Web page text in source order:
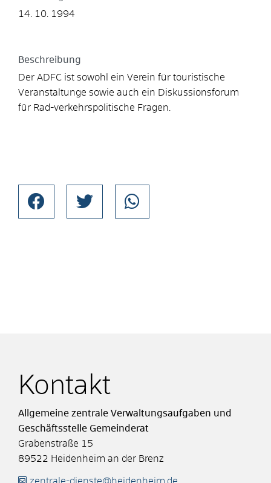
14. 10. 1994
Beschreibung
Der ADFC ist sowohl ein Verein für touristische
Veranstaltunge sowie auch ein Diskussionsforum
für Rad-verkehrspolitische Fragen.
Kontakt
Allgemeine zentrale Verwaltungsaufgaben und
Geschäftsstelle Gemeinderat
Grabenstraße 15
89522 Heidenheim an der Brenz
zentrale-dienste@heidenheim.de